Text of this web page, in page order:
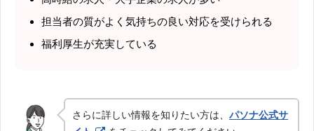
担当者の質がよく気持ちの良い対応を受けられる
福利厚生が充実している
さらに詳しい情報を知りたい方は、 パソナ公式サ